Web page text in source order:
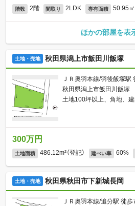
階数 2階 間取り 2LDK 専有面積 50.95㎡
ほかの部屋を表
土地・売地 秋田県潟上市飯田川飯塚
ＪＲ奥羽本線/羽後飯塚駅
秋田県潟上市飯田川飯塚
土地100坪以上、角地、
300万円
土地面積 486.12m²（登記） 建ぺい率 60%
土地・売地 秋田県秋田市下新城長岡
ＪＲ奥羽本線/追分駅 徒歩